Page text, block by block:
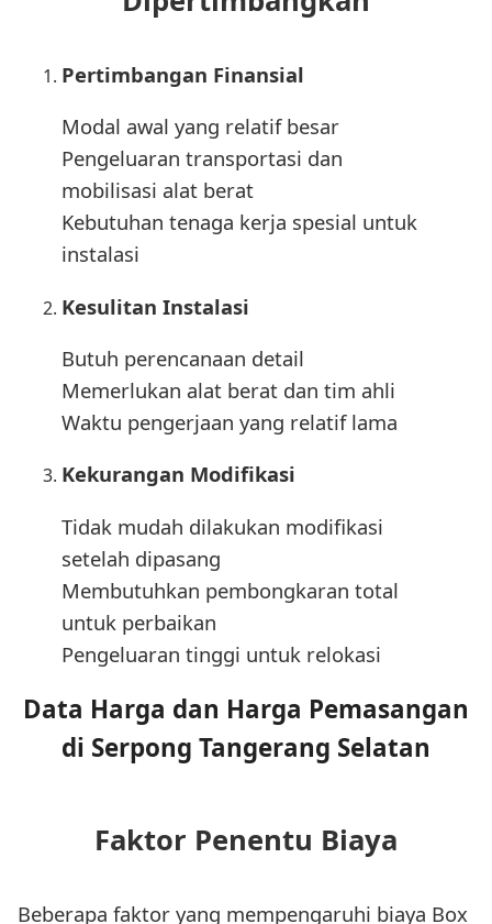
Pertimbangan Finansial
Modal awal yang relatif besar
Pengeluaran transportasi dan
mobilisasi alat berat
Kebutuhan tenaga kerja spesial untuk
instalasi
Kesulitan Instalasi
Butuh perencanaan detail
Memerlukan alat berat dan tim ahli
Waktu pengerjaan yang relatif lama
Kekurangan Modifikasi
Tidak mudah dilakukan modifikasi
setelah dipasang
Membutuhkan pembongkaran total
untuk perbaikan
Pengeluaran tinggi untuk relokasi
Data Harga dan Harga Pemasangan
di Serpong Tangerang Selatan
Faktor Penentu Biaya
Beberapa faktor yang mempengaruhi biaya Box